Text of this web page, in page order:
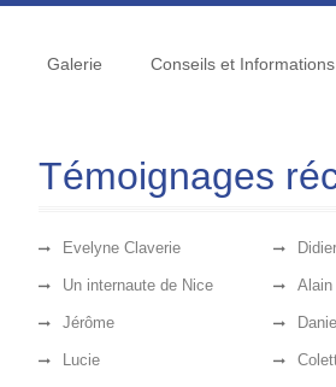
Galerie Conseils et Informations
Témoignages
Evelyne Claverie Didier
Un internaute de Nice Alain
Jérôme Daniel
Lucie